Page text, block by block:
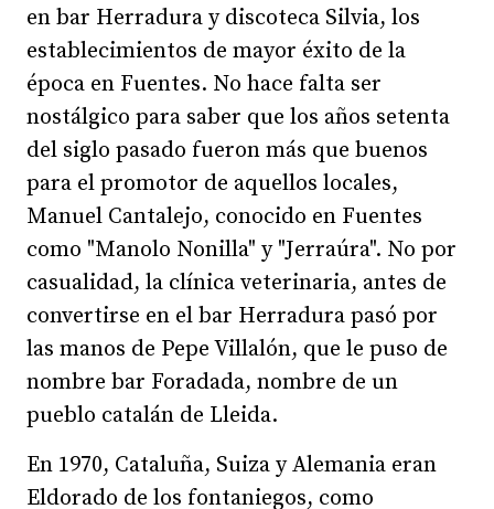
en bar Herradura y discoteca Silvia, los
establecimientos de mayor éxito de la
época en Fuentes. No hace falta ser
nostálgico para saber que los años setenta
del siglo pasado fueron más que buenos
para el promotor de aquellos locales,
Manuel Cantalejo, conocido en Fuentes
como "Manolo Nonilla" y "Jerraúra". No por
casualidad, la clínica veterinaria, antes de
convertirse en el bar Herradura pasó por
las manos de Pepe Villalón, que le puso de
nombre bar Foradada, nombre de un
pueblo catalán de Lleida.
En 1970, Cataluña, Suiza y Alemania eran
Eldorado de los fontaniegos, como